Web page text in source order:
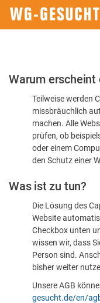
Bitte
dass
sind
Warum erscheint
Teilweise werden
missbräuchlich
machen. Alle
prüfen, ob
oder einem
den Schutz einer
Was ist zu tun?
Die Lösung des
Website
Checkbox unten
wissen wir, dass
Person sind.
bisher weiter
Unsere AGB
gesucht.de/en/